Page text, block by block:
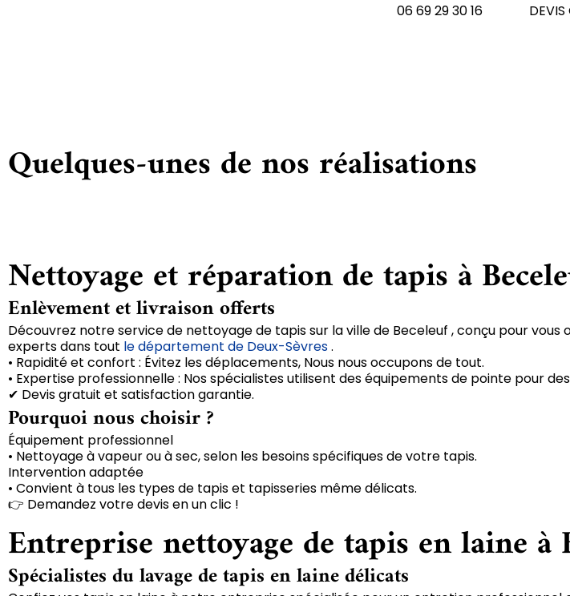
06 69 29 30 16 DEVIS
Quelques-unes de nos réalisations
Nettoyage et réparation de tapis à
Enlèvement et livraison offerts
Découvrez notre service de nettoyage de tapis sur la ville de Beceleuf , conçu pour
experts dans tout le département de Deux-Sèvres.
• Rapidité et confort : Évitez les déplacements, Nous nous occupons de tout.
• Expertise professionnelle : Nos spécialistes utilisent des équipements de pointe pour
✔ Devis gratuit et satisfaction garantie.
Pourquoi nous choisir ?
Équipement professionnel
• Nettoyage à vapeur ou à sec, selon les besoins spécifiques de votre tapis.
Intervention adaptée
• Convient à tous les types de tapis et tapisseries même délicats.
👉 Demandez votre devis en un clic !
Entreprise nettoyage de tapis en laine à
Spécialistes du lavage de tapis en laine délicats